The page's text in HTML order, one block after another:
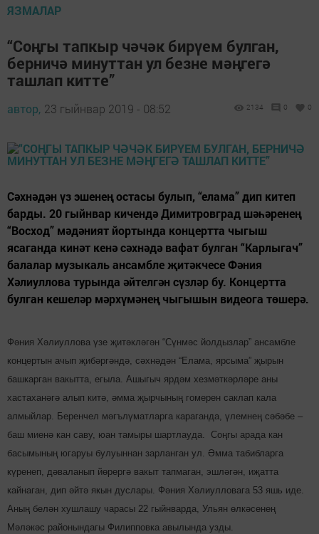
ЯЗМАЛАР
“Соңгы тапкыр чәчәк бирүем булган,
берничә минуттан ул безне мәңгегә
ташлап китте”
автор, 23 гыйнвар 2019 - 08:52 2134 0 0
Сәхнәдән үз эшенең остасы булып, “елама” дип китеп
барды. 20 гыйнвар кичендә Димитровград шәһәренең
“Восход” мәдәният йортында концертта чыгыш
ясаганда кинәт кенә сәхнәдә вафат булган “Карлыгач”
балалар музыкаль ансамбле җитәкчесе Фәния
Хәлиуллова турында әйтелгән сүзләр бу. Концертта
булган кешеләр мәрхүмәнең чыгышын видеога төшерә.
Фәния Хәлиуллова үзе җитәкләгән “Сүнмәс йолдызлар” ансамбле
концертын ачып җибәргәндә, сәхнәдән “Елама, ярсыма” җырын
башкарган вакытта, егыла. Ашыгыч ярдәм хезмәткәрләре аны
хастаханәгә алып китә, әмма җырчының гомерен саклап кала
алмыйлар. Беренчел мәгълүматларга караганда, үлемнең сәбәбе –
баш миенә кан саву, юан тамыры шартлауда. Соңгы арада кан
басымының югаруы булуыннан зарланган ул. Әмма табибларга
күренеп, дәваланып йөрергә вакыт тапмаган, эшләгән, иҗатта
кайнаган, дип әйтә якын дуслары. Фәния Хәлиулловага 53 яшь иде.
Аның белән хушлашу чарасы 22 гыйнварда, Ульян өлкәсенең
Мәләкәс районындагы Филипповка авылында узды.